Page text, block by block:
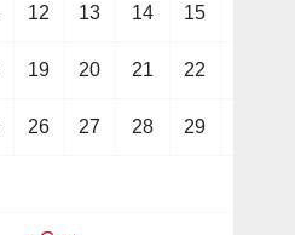
12 13 14 15
19 20 21 22
26 27 28 29